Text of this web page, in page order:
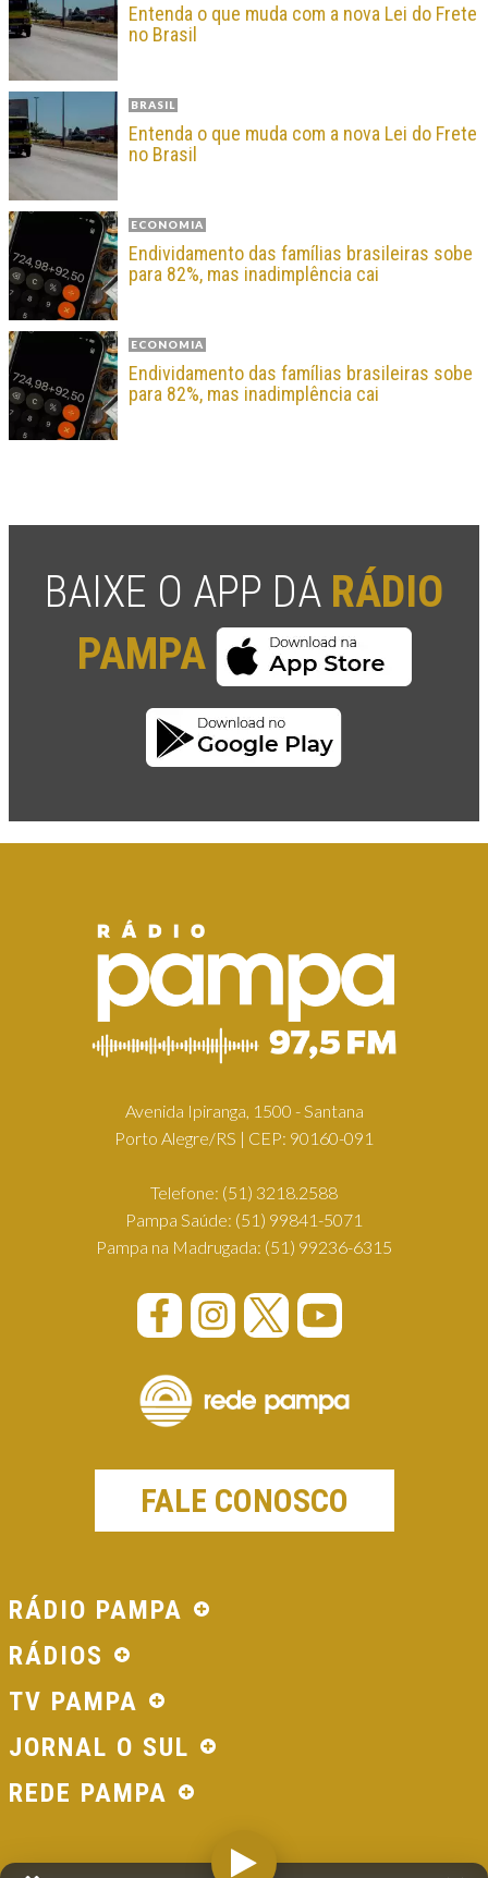
Entenda o que muda com a nova Lei do Frete
no Brasil
BRASIL
Entenda o que muda com a nova Lei do Frete
no Brasil
ECONOMIA
Endividamento das famílias brasileiras sobe
para 82%, mas inadimplência cai
ECONOMIA
Endividamento das famílias brasileiras sobe
para 82%, mas inadimplência cai
BAIXE O APP DA RÁDIO
PAMPA
Avenida Ipiranga, 1500 - Santana
Porto Alegre/RS | CEP: 90160-091
Telefone: (51) 3218.2588
Pampa Saúde: (51) 99841-5071
Pampa na Madrugada: (51) 99236-6315
FALE CONOSCO
RÁDIO PAMPA
RÁDIOS
TV PAMPA
JORNAL O SUL
REDE PAMPA